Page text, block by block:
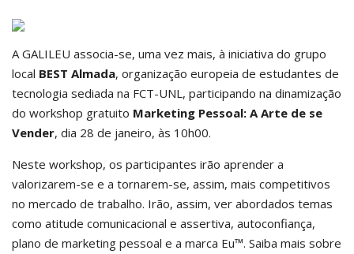
A GALILEU associa-se, uma vez mais, à iniciativa do grupo
local BEST Almada, organização europeia de estudantes de
tecnologia sediada na FCT-UNL, participando na dinamização
do workshop gratuito Marketing Pessoal: A Arte de se
Vender, dia 28 de janeiro, às 10h00.
Neste workshop, os participantes irão aprender a
valorizarem-se e a tornarem-se, assim, mais competitivos
no mercado de trabalho. Irão, assim, ver abordados temas
como atitude comunicacional e assertiva, autoconfiança,
plano de marketing pessoal e a marca Eu™. Saiba mais sobre